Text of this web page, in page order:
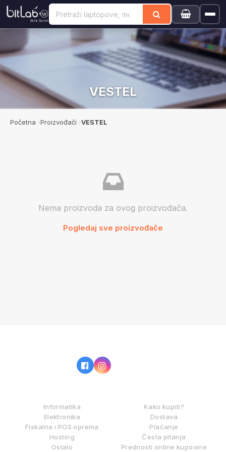
VESTEL
Početna Proizvođači VESTEL
Nema proizvoda za ovog proizvođača.
Pogledaj sve proizvođače
Informatika
Elektronika
Fiskalna i POS oprema
Hosting
Ostalo
Kako kupiti?
Dostava
Plaćanje
Česta pitanja
Prednosti online kupovine